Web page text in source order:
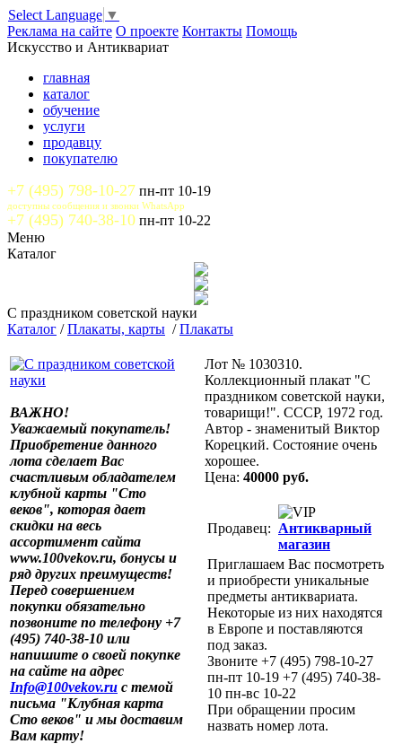
Select Language ▼
Реклама на сайте О проекте Контакты Помощь
Искусство и Антиквариат
главная
каталог
обучение
услуги
продавцу
покупателю
+7 (495) 798-10-27 пн-пт 10-19
доступны сообщения и звонки WhatsApp
+7 (495) 740-38-10 пн-пт 10-22
Меню
Каталог
С праздником советской науки
Каталог /Плакаты, карты /Плакаты
ВАЖНО!
Уважаемый покупатель!
Приобретение данного
лота сделает Вас
счастливым обладателем
клубной карты "Сто
веков", которая дает
скидки на весь
ассортимент сайта
www.100vekov.ru, бонусы и
ряд других преимуществ!
Перед совершением
покупки обязательно
позвоните по телефону +7
(495) 740-38-10 или
напишите о своей покупке
на сайте на адрес
Info@100vekov.ru с темой
письма "Клубная карта
Сто веков" и мы доставим
Вам карту!
Лот № 1030310.
Коллекционный плакат "С
праздником советской науки,
товарищи!". СССР, 1972 год.
Автор - знаменитый Виктор
Корецкий. Состояние очень
хорошее.
Цена: 40000 руб.
Продавец: Антикварный
магазин
Приглашаем Вас посмотреть
и приобрести уникальные
предметы антиквариата.
Некоторые из них находятся
в Европе и поставляются
под заказ.
Звоните +7 (495) 798-10-27
пн-пт 10-19 +7 (495) 740-38-
10 пн-вс 10-22
При обращении просим
назвать номер лота.